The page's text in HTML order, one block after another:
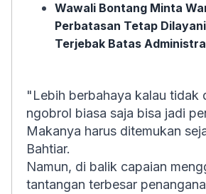
Wawali Bontang Minta
Perbatasan Tetap
Terjebak Batas
"Lebih berbahaya kalau tidak
ngobrol biasa saja bisa jadi
Makanya harus ditemukan
Bahtiar.
Namun, di balik capaian
tantangan terbesar